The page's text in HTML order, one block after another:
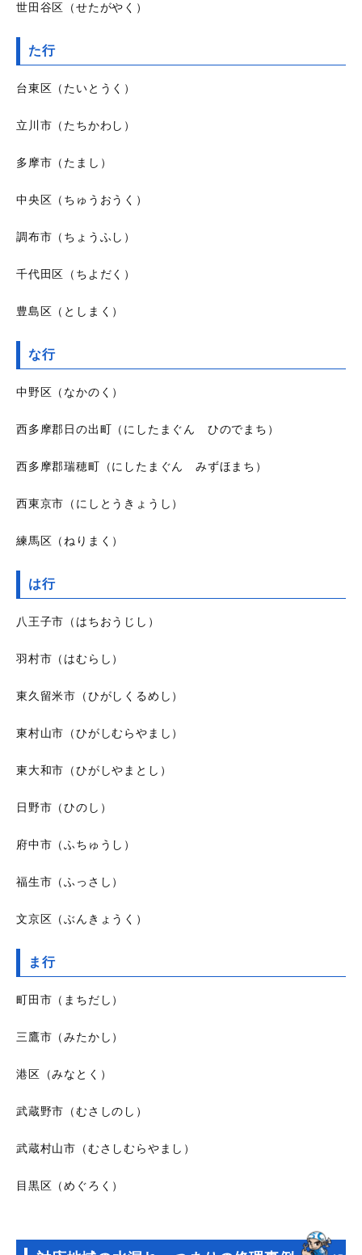
世田谷区（せたがやく）
た行
台東区（たいとうく）
立川市（たちかわし）
多摩市（たまし）
中央区（ちゅうおうく）
調布市（ちょうふし）
千代田区（ちよだく）
豊島区（としまく）
な行
中野区（なかのく）
西多摩郡日の出町（にしたまぐん ひのでまち）
西多摩郡瑞穂町（にしたまぐん みずほまち）
西東京市（にしとうきょうし）
練馬区（ねりまく）
は行
八王子市（はちおうじし）
羽村市（はむらし）
東久留米市（ひがしくるめし）
東村山市（ひがしむらやまし）
東大和市（ひがしやまとし）
日野市（ひのし）
府中市（ふちゅうし）
福生市（ふっさし）
文京区（ぶんきょうく）
ま行
町田市（まちだし）
三鷹市（みたかし）
港区（みなとく）
武蔵野市（むさしのし）
武蔵村山市（むさしむらやまし）
目黒区（めぐろく）